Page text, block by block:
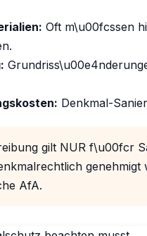
Oft m\u00fcssen
Denkmal-
gilt NUR f\u00fcr
AfA.